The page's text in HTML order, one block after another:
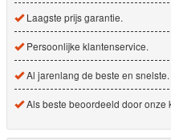
Laagste prijs garantie.
Persoonlijke klantenservice.
Al jarenlang de beste en snelste.
Als beste beoordeeld door onze